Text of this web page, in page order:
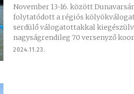
November 13-16. között
folytatódott a régiós
serdülő válogatottakkal
nagyságrendileg 70 versenyző
2024.11.23.